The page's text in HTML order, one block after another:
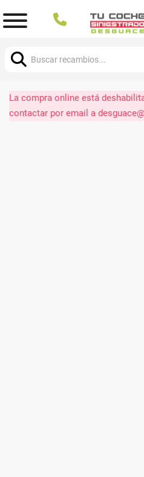
La compra online está
contactar por email a